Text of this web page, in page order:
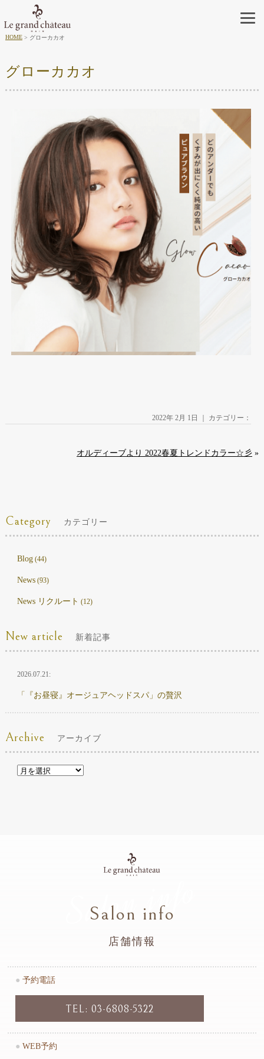
HOME グローカカオ
グローカカオ
2022年 2月 1日 ｜ カテゴリー：
オルディーブより 2022春夏トレンドカラー☆彡 »
Category カテゴリー
Blog(44)
News(93)
News リクルート (12)
New article 新着記事
2026.07.21:
「『お昼寝』オージュアヘッドスパ」の贅沢
Archive アーカイブ
Salon info
Salon info
店舗情報
● 予約電話
TEL: 03-6808-5322
● WEB予約